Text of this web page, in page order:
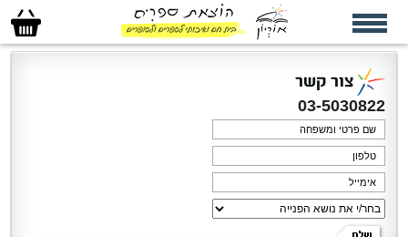
סל
הקניות
שלי
צור קשר
03-5030822